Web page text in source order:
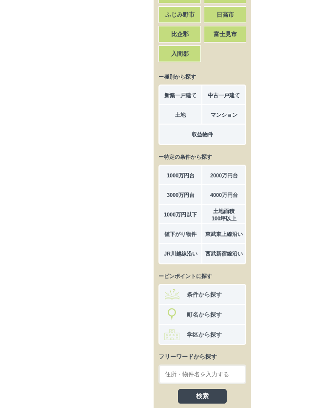
ふじみ野市 日高市
比企郡 富士見市
入間郡
ー種別から探す
新築一戸建て 中古一戸建て
土地 マンション
収益物件
ー特定の条件から探す
1000万円台 2000万円台
3000万円台 4000万円台
1000万円以下
土地面積
100坪以上
値下がり物件 東武東上線沿い
JR川越線沿い 西武新宿線沿い
ーピンポイントに探す
条件から探す
町名から探す
学区から探す
フリーワードから探す